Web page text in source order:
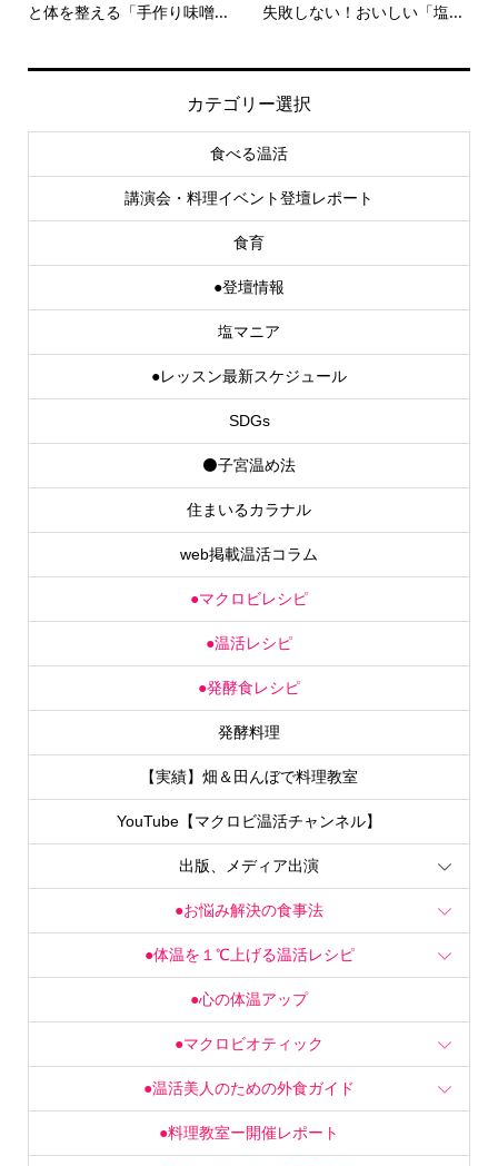
と体を整える「手作り味噌...
失敗しない！おいしい「塩...
カテゴリー選択
食べる温活
講演会・料理イベント登壇レポート
食育
●登壇情報
塩マニア
●レッスン最新スケジュール
SDGs
⚫子宮温め法
住まいるカラナル
web掲載温活コラム
●マクロビレシピ
●温活レシピ
●発酵食レシピ
発酵料理
【実績】畑＆田んぼで料理教室
YouTube【マクロビ温活チャンネル】
出版、メディア出演
●お悩み解決の食事法
●体温を１℃上げる温活レシピ
●心の体温アップ
●マクロビオティック
●温活美人のための外食ガイド
●料理教室ー開催レポート